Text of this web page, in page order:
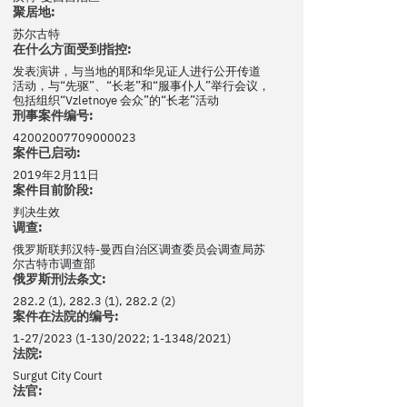
聚居地:
苏尔古特
在什么方面受到指控:
发表演讲，与当地的耶和华见证人进行公开传道
活动，与“先驱”、“长老”和“服事仆人”举行会议，
包括组织“Vzletnoye 会众”的“长老”活动
刑事案件编号:
42002007709000023
案件已启动:
2019年2月11日
案件目前阶段:
判决生效
调查:
俄罗斯联邦汉特-曼西自治区调查委员会调查局苏
尔古特市调查部
俄罗斯刑法条文:
282.2 (1), 282.3 (1), 282.2 (2)
案件在法院的编号:
1-27/2023 (1-130/2022; 1-1348/2021)
法院:
Surgut City Court
法官: